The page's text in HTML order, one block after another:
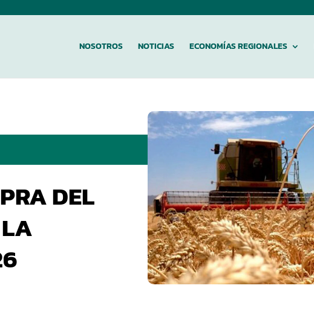
NOSOTROS NOTICIAS ECONOMÍAS REGIONALES
DEL